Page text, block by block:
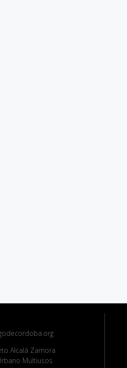
Alcalá Zamora
Multiusos